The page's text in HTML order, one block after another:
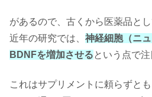
があるので、古くから医薬品と
近年の研究では、 神経細胞（ニ
BDNFを増加させるという点で注
これはサプリメントに頼らずと